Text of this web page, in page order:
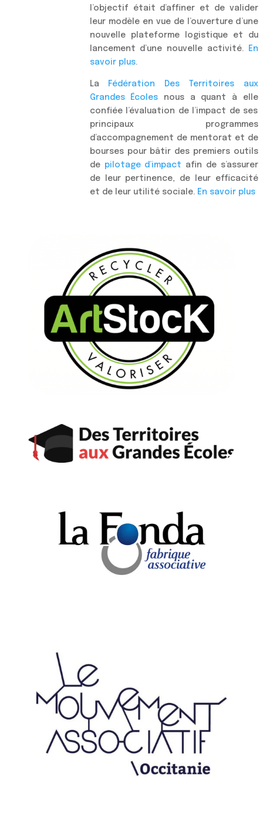
l’objectif était d’affiner et de valider
leur modèle en vue de l’ouverture d’une
nouvelle plateforme logistique et du
lancement d’une nouvelle activité.
En
savoir plus.
La
Fédération Des Territoires aux
Grandes Écoles nous a quant à elle
confiée l’évaluation de l’impact de ses
principaux programmes
d’accompagnement de mentorat et de
bourses pour bâtir des premiers outils
de pilotage d’impact afin de s’assurer
de leur pertinence, de leur efficacité
et de leur utilité sociale. En savoir plus